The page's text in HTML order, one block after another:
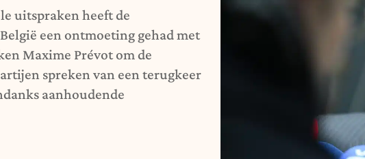
uitspraken heeft de
een ontmoeting gehad met
Maxime Prévot om de
spreken van een terugkeer
aanhoudende